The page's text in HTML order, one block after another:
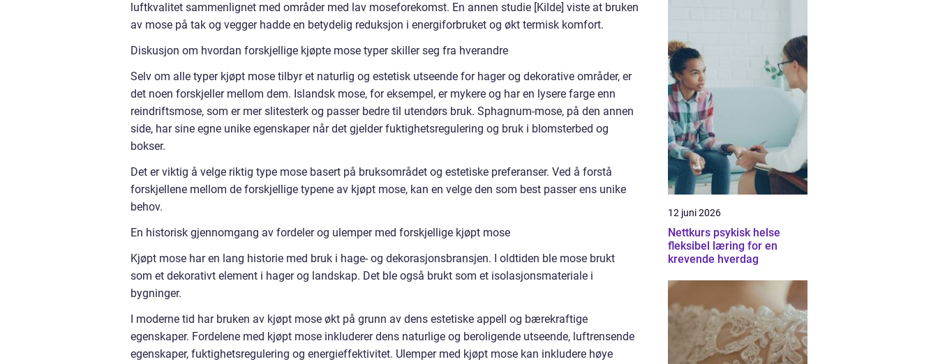
luftkvalitet sammenlignet med områder med lav moseforekomst. En annen studie [Kilde] viste at bruken
av mose på tak og vegger hadde en betydelig reduksjon i energiforbruket og økt termisk komfort.
Diskusjon om hvordan forskjellige kjøpte mose typer skiller seg fra hverandre
Selv om alle typer kjøpt mose tilbyr et naturlig og estetisk utseende for hager og dekorative områder, er
det noen forskjeller mellom dem. Islandsk mose, for eksempel, er mykere og har en lysere farge enn
reindriftsmose, som er mer slitesterk og passer bedre til utendørs bruk. Sphagnum-mose, på den annen
side, har sine egne unike egenskaper når det gjelder fuktighetsregulering og bruk i blomsterbed og
bokser.
Det er viktig å velge riktig type mose basert på bruksområdet og estetiske preferanser. Ved å forstå
forskjellene mellom de forskjellige typene av kjøpt mose, kan en velge den som best passer ens unike
behov.
En historisk gjennomgang av fordeler og ulemper med forskjellige kjøpt mose
Kjøpt mose har en lang historie med bruk i hage- og dekorasjonsbransjen. I oldtiden ble mose brukt
som et dekorativt element i hager og landskap. Det ble også brukt som et isolasjonsmateriale i
bygninger.
I moderne tid har bruken av kjøpt mose økt på grunn av dens estetiske appell og bærekraftige
egenskaper. Fordelene med kjøpt mose inkluderer dens naturlige og beroligende utseende, luftrensende
egenskaper, fuktighetsregulering og energieffektivitet. Ulemper med kjøpt mose kan inkludere høye
12 juni 2026
Nettkurs psykisk helse
fleksibel læring for en
krevende hverdag